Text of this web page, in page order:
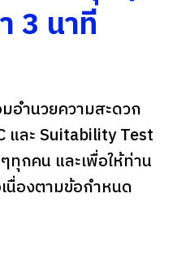
3 นาที
อำนวยความสะดวก
และ Suitability Test
ทุกคน และเพื่อให้ท่าน
นื่องตามข้อกำหนด